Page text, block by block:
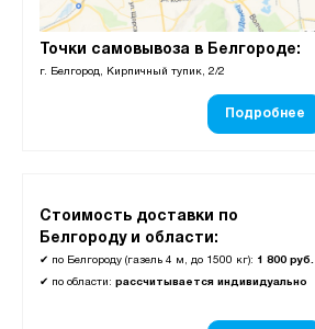
Точки самовывоза в Белгороде:
г. Белгород, Кирпичный тупик, 2/2
Подробнее
Стоимость доставки по
Белгороду и области:
✔ по Белгороду (газель 4 м, до 1500 кг): 1 800 руб.
✔ по области: рассчитывается индивидуально